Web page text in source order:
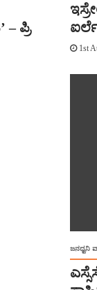
– ಪ್ರಿ
1st
ಜನಧ್ವನಿ